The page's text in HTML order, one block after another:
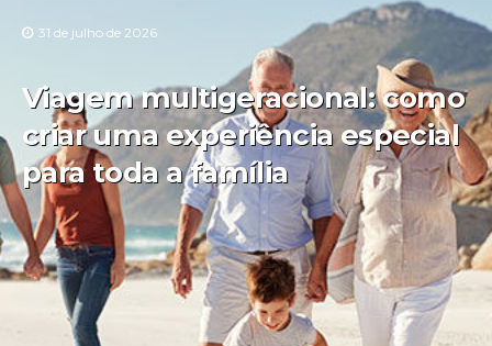
31 de julho de 2026
Viagem multigeracional: como
criar uma experiência especial
para toda a família